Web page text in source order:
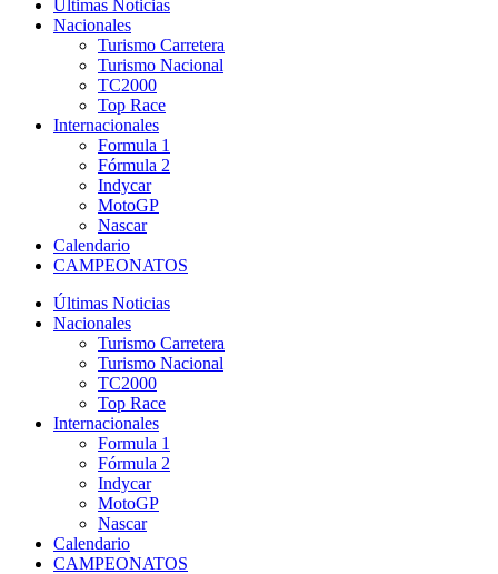
Últimas Noticias
Nacionales
Turismo Carretera
Turismo Nacional
TC2000
Top Race
Internacionales
Formula 1
Fórmula 2
Indycar
MotoGP
Nascar
Calendario
CAMPEONATOS
Últimas Noticias
Nacionales
Turismo Carretera
Turismo Nacional
TC2000
Top Race
Internacionales
Formula 1
Fórmula 2
Indycar
MotoGP
Nascar
Calendario
CAMPEONATOS